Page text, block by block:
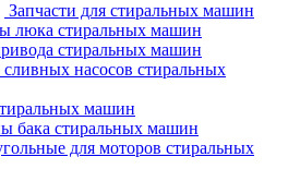
Запчасти для стиральных машин
люка стиральных машин
стиральных машин
насосов стиральных
машин
бака стиральных машин
для моторов стиральных